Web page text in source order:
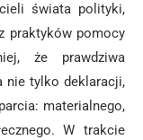
świata polityki,
praktyków pomocy
że prawdziwa
nie tylko deklaracji,
materialnego,
W trakcie